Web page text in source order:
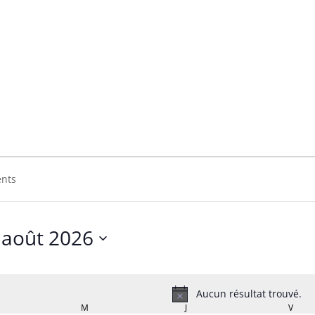
Notice
Aucun résultat trouvé.
août 2026
M JJEUDI V